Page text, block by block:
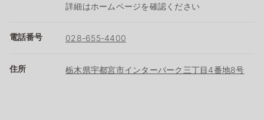
詳細はホームページを確認ください
電話番号 028-655-4400
住所 栃木県宇都宮市インターパーク三丁目4番地8号